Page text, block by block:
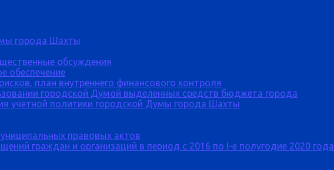
города Шахты
обсуждения
обеспечение
план внутреннего финансового контроля
городской Думой выделенных средств бюджета города
учетной политики городской Думы города Шахты
правовых актов
граждан и организаций в период с 2016 по I-е полугодие 2020 года